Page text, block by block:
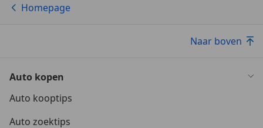
Homepage
Naar boven
Auto kopen
Auto kooptips
Auto zoektips